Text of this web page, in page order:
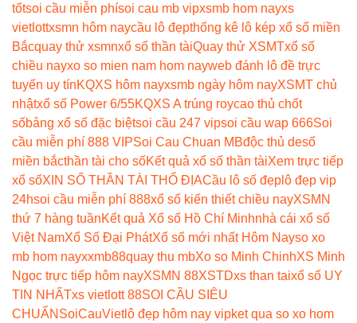
tốtsoi cầu miễn phísoi cau mb vipxsmb hom nayxs
vietlottxsmn hôm naycầu lô đẹpthống kê lô kép xổ số miền
Bắcquay thử xsmnxổ số thần tàiQuay thử XSMTxổ số
chiều nayxo so mien nam hom nayweb đánh lô đề trực
tuyến uy tínKQXS hôm nayxsmb ngày hôm nayXSMT chủ
nhậtxổ số Power 6/55KQXS A trúng roycao thủ chốt
sốbảng xổ số đặc biệtsoi cầu 247 vipsoi cầu wap 666Soi
cầu miễn phí 888 VIPSoi Cau Chuan MBđộc thủ desố
miền bắcthần tài cho sốKết quả xổ số thần tàiXem trực tiếp
xổ sốXIN SỐ THẦN TÀI THỔ ĐỊACầu lô số đẹp lô đẹp vip
24hsoi cầu miễn phí 888xổ số kiến thiết chiều nayXSMN
thứ 7 hàng tuầnKết quả Xổ số Hồ Chí Minhnhà cái xổ số
Việt NamXổ Số Đại PhátXổ số mới nhất Hôm Nayso xo
mb hom nayxxmb88quay thu mbXo so Minh ChinhXS Minh
Ngọc trực tiếp hôm nayXSMN 88XSTDxs than taixổ số UY
TIN NHẤTxs vietlott 88SOI CẦU SIÊU
CHUẨN SoiCauVietlô đẹp hôm nay vipket qua so xo hom